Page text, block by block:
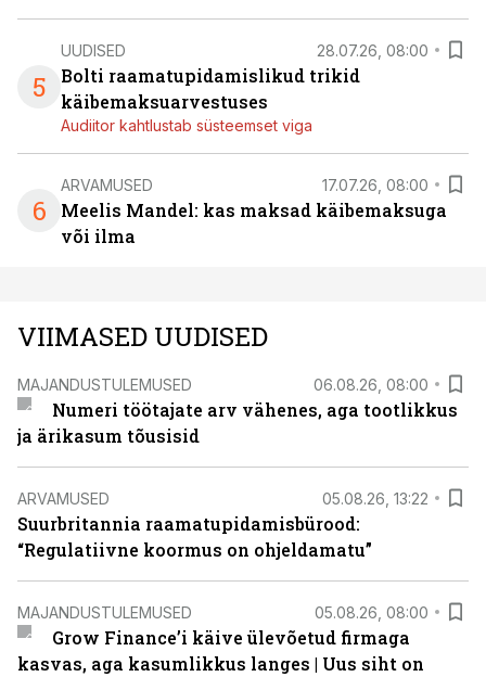
5
UUDISED 28.07.26, 08:00
Bolti raamatupidamislikud trikid
käibemaksuarvestuses
Audiitor kahtlustab süsteemset viga
6
ARVAMUSED 17.07.26, 08:00
Meelis Mandel: kas maksad käibemaksuga
või ilma
VIIMASED UUDISED
MAJANDUSTULEMUSED 06.08.26, 08:00
Numeri töötajate arv vähenes, aga tootlikkus
ja ärikasum tõusisid
ARVAMUSED 05.08.26, 13:22
Suurbritannia raamatupidamisbürood:
“Regulatiivne koormus on ohjeldamatu”
MAJANDUSTULEMUSED 05.08.26, 08:00
Grow Finance’i käive ülevõetud firmaga
kasvas, aga kasumlikkus langes | Uus siht on